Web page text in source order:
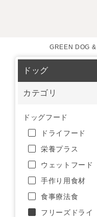
GREEN DOG &
ドッグ
カテゴリ
ドッグフード
ドライフード
栄養プラス
ウェットフード
手作り用食材
食事療法食
フリーズドライ